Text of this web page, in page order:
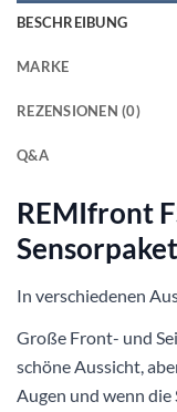
BESCHREIBUNG
MARKE
REZENSIONEN (0)
Q&A
REMIfront
In verschiedenen
Große Front- und
schöne Aussicht,
Augen und wenn